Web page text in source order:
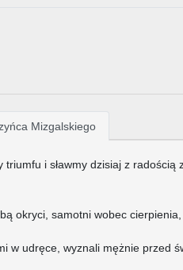
Mizgalskiego
triumfu i sławmy dzisiaj z
okryci, samotni wobec
w udręce, wyznali mężnie przed